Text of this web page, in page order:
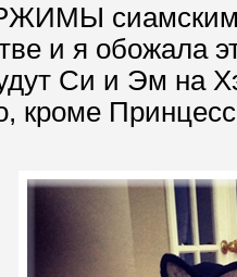
и я обожала
Си и Эм на
кроме